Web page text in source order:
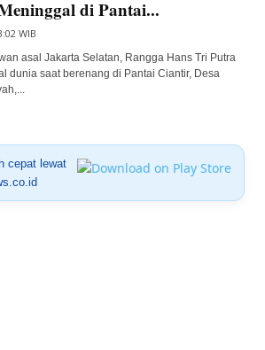
di Pantai...
WIB
asal Jakarta Selatan, Rangga Hans Tri Putra
dunia saat berenang di Pantai Ciantir, Desa
cepat lewat